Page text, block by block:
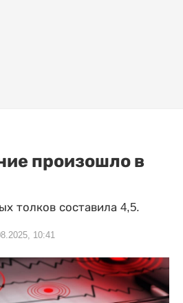
произошло в
толков составила 4,5.
10:41